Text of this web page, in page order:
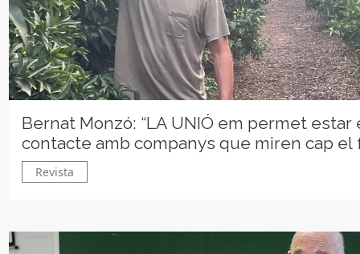
Bernat Monzó: “LA UNIÓ em permet estar
contacte amb companys que miren cap el
Revista